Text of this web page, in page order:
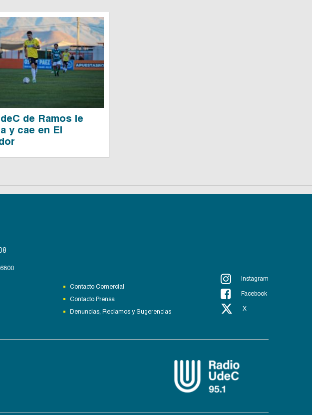
de Ramos le
y cae en El
Contacto Comercial
Contacto Prensa
Denuncias, Reclamos y Sugerencias
Instagram
Facebook
X